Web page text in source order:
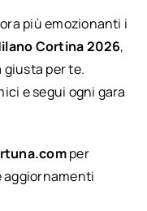
più emozionanti i
Cortina 2026,
giusta per te.
e segui ogni gara
per
aggiornamenti